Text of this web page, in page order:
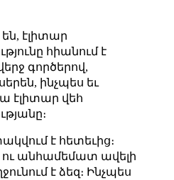
են, էլիտար
հիանում է
գործերով,
ինչպես եւ
էլիտար վեհ
է հետեւից։
ու անհամեմատ ավելի
է ձեզ։ Ինչպես